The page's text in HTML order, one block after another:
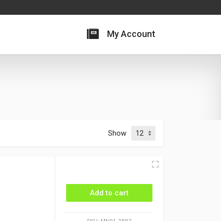
My Account
Show
Add to cart